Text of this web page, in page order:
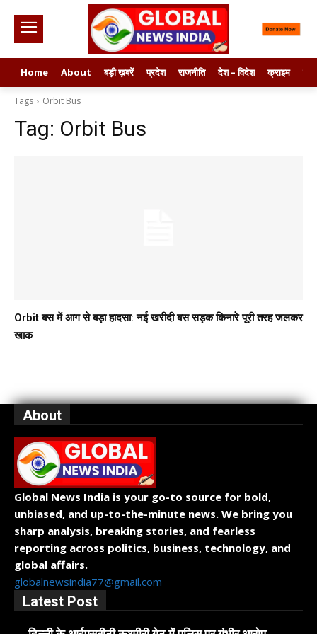
Home About बड़ी ख़बरें प्रदेश राजनीति देश – विदेश क्राइम
Tags Orbit Bus
Tag: Orbit Bus
Orbit बस में आग से बड़ा हादसा: नई खरीदी बस सड़क किनारे पूरी तरह जलकर
खाक
About
Global News India is your go-to source for bold,
unbiased, and up-to-the-minute news. We bring you
sharp analysis, breaking stories, and fearless
reporting across politics, business, technology, and
global affairs.
globalnewsindia77@gmail.com
Latest Post